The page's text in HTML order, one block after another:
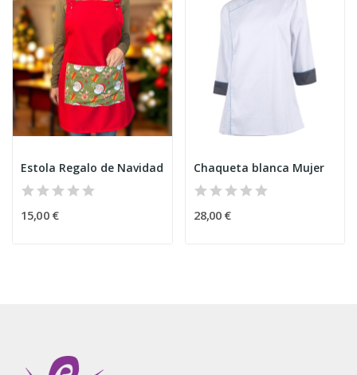
Estola Regalo de Navidad
15,00 €
Chaqueta blanca Mujer
28,00 €